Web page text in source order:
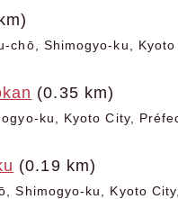
chō, Shimogyo-ku,
(0.35 km)
ku, Kyoto City,
(0.19 km)
Shimogyo-ku, Kyoto